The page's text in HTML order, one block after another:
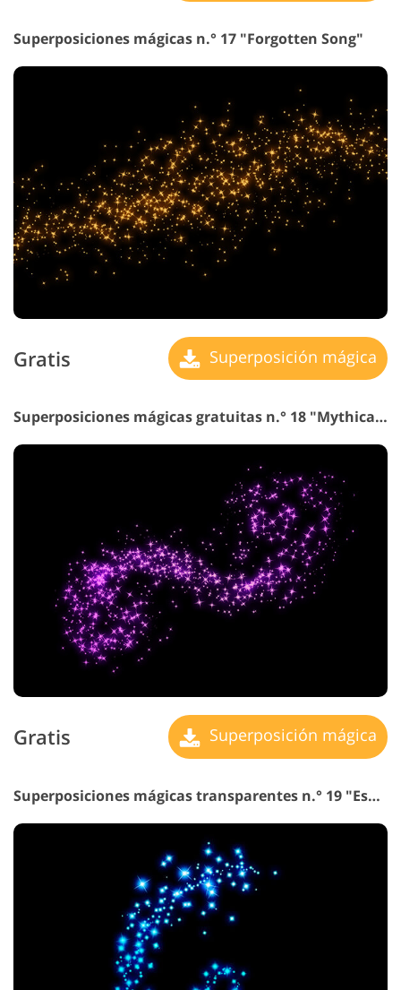
Superposiciones mágicas n.° 17 "Forgotten Song"
Gratis Superposición mágica
Superposiciones mágicas gratuitas n.° 18 "Mythical Creatures"
Gratis Superposición mágica
Superposiciones mágicas transparentes n.° 19 "Espíritu de Agua"